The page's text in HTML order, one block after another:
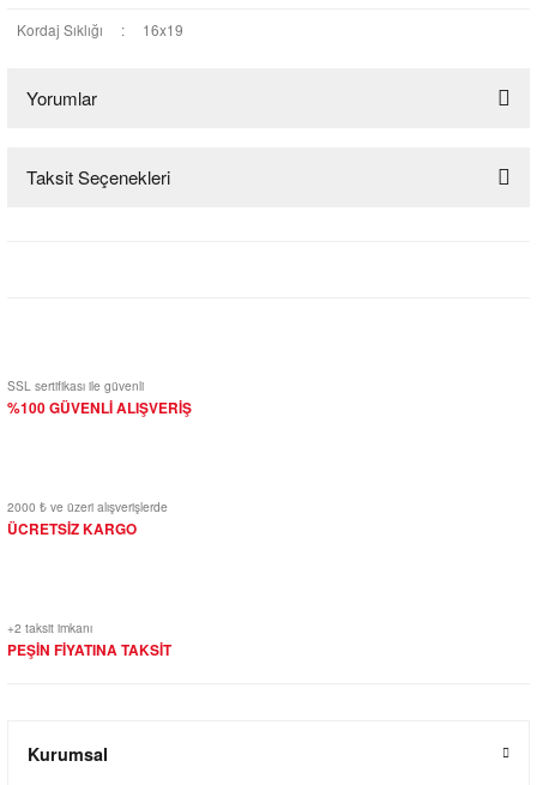
Kordaj Sıklığı : 16x19
Yorumlar
Bu ürüne ilk yorumu siz yapın!
Taksit Seçenekleri
SSL sertifikası ile güvenli
%100 GÜVENLİ ALIŞVERİŞ
2000 ₺ ve üzeri alışverişlerde
ÜCRETSİZ KARGO
+2 taksit imkanı
PEŞİN FİYATINA TAKSİT
Kurumsal